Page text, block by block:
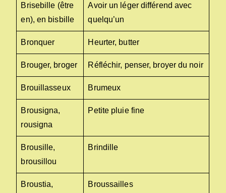
Brisebille (être
en), en bisbille
Avoir un léger différend avec
quelqu’un
Bronquer Heurter, butter
Brouger, broger Réfléchir, penser, broyer du noir
Brouillasseux Brumeux
Brousigna,
rousigna
Petite pluie fine
Brousille,
brousillou
Brindille
Broustia,
Broussailles